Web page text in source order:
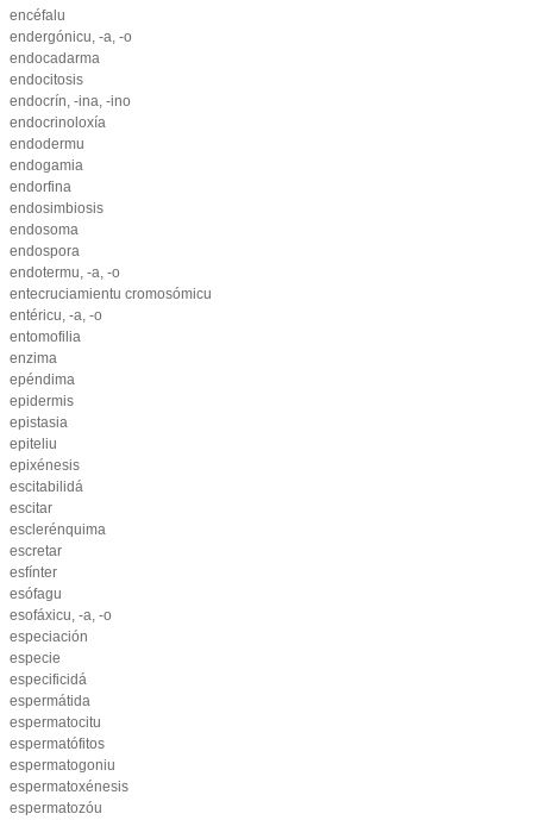
encéfalu
endergónicu, -a, -o
endocadarma
endocitosis
endocrín, -ina, -ino
endocrinoloxía
endodermu
endogamia
endorfina
endosimbiosis
endosoma
endospora
endotermu, -a, -o
entecruciamientu cromosómicu
entéricu, -a, -o
entomofilia
enzima
epéndima
epidermis
epistasia
epiteliu
epixénesis
escitabilidá
escitar
esclerénquima
escretar
esfínter
esófagu
esofáxicu, -a, -o
especiación
especie
especificidá
espermátida
espermatocitu
espermatófitos
espermatogoniu
espermatoxénesis
espermatozóu